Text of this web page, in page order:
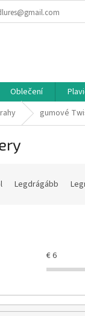
Oblečení
gumové
Legdrágább
€6